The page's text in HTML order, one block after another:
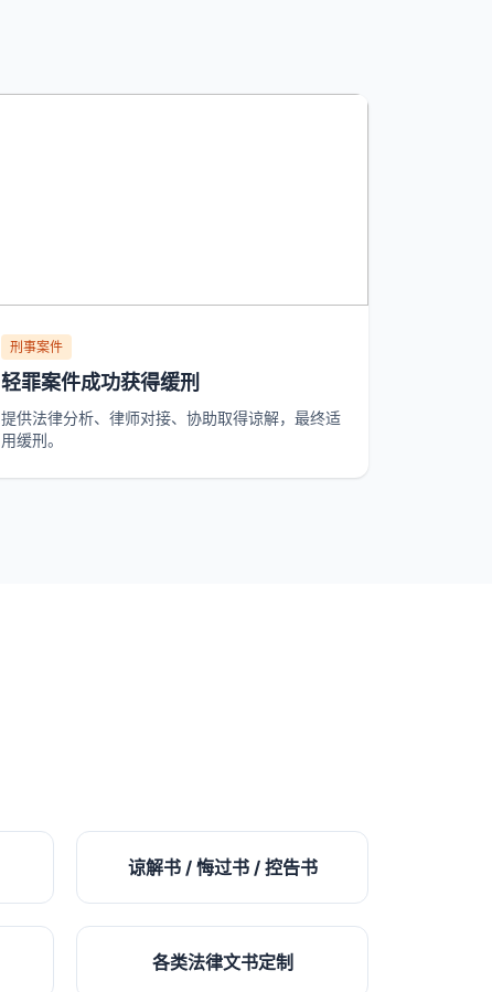
刑事案件
轻罪案件成功获得缓刑
提供法律分析、律师对接、协助取得谅解，最终适
用缓刑。
谅解书 / 悔过书 / 控告书
各类法律文书定制